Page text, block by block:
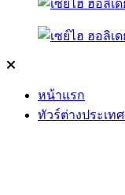
หน้าแรก
ทัวร์ต่างประเทศ